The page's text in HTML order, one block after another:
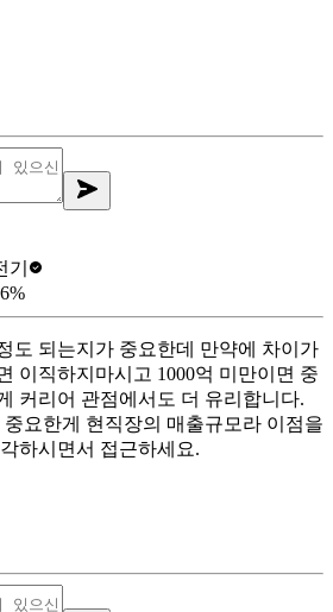
%
도 되는지가 중요한데 만약에 차이가
이직하지마시고 1000억 미만이면 중
커리어 관점에서도 더 유리합니다.
요한게 현직장의 매출규모라 이점을
하시면서 접근하세요.